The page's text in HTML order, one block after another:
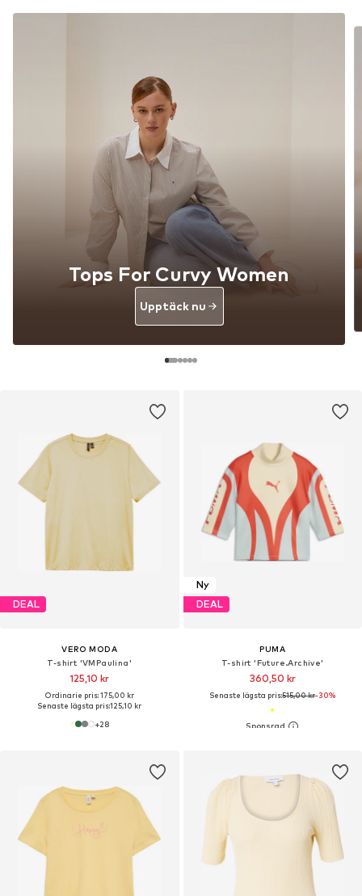
DEAL
VERO MODA
T-shirt 'VMPaulina'
125,10 kr
Ordinarie pris: 175,00 kr
Senaste lägsta pris:125,10 kr
+28
Ny
DEAL
PUMA
T-shirt 'Future.Archive'
360,50 kr
Senaste lägsta pris:515,00 kr-30%
Tops For Curvy Women
Upptäck nu